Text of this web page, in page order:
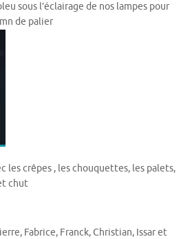
sous l’éclairage de nos lampes pour
mn de palier
les crêpes , les chouquettes, les palets,
chut
Fabrice, Franck, Christian, Issar et